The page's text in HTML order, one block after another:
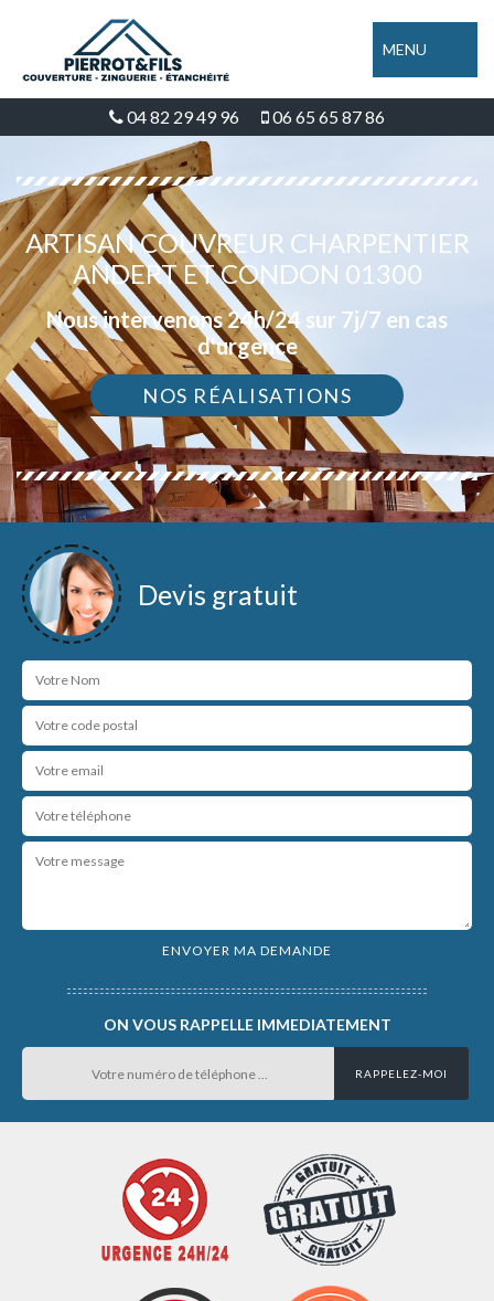
MENU
04 82 29 49 96 06 65 65 87 86
ARTISAN COUVREUR CHARPENTIER
ANDERT ET CONDON 01300
Nous intervenons 24h/24 sur 7j/7 en cas
d'urgence
NOS RÉALISATIONS
Devis gratuit
ON VOUS RAPPELLE IMMEDIATEMENT